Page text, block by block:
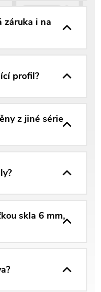
záruka i na
profil?
z jiné série
skla 6 mm,